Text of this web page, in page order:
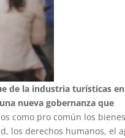
de la industria turísticas
nueva gobernanza que
como pro común los
los derechos humanos, el